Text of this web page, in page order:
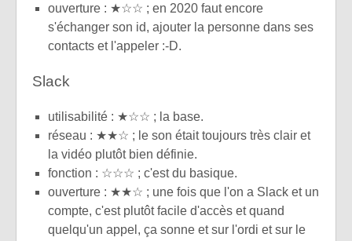
ouverture : ★☆☆ ; en 2020 faut encore
s'échanger son id, ajouter la personne dans ses
contacts et l'appeler :-D.
Slack
utilisabilité : ★☆☆ ; la base.
réseau : ★★☆ ; le son était toujours très clair et
la vidéo plutôt bien définie.
fonction : ☆☆☆ ; c'est du basique.
ouverture : ★★☆ ; une fois que l'on a Slack et un
compte, c'est plutôt facile d'accès et quand
quelqu'un appel, ça sonne et sur l'ordi et sur le